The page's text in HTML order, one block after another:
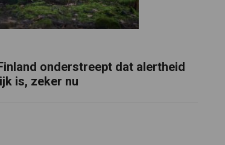
onderstreept dat alertheid
is, zeker nu